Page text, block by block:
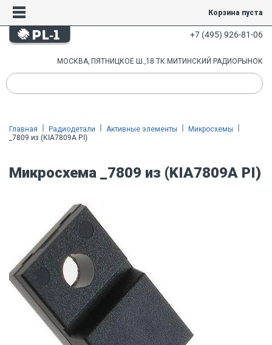
Корзина пуста
+7 (495) 926-81-06
МОСКВА, ПЯТНИЦКОЕ Ш.,18 ТК МИТИНСКИЙ РАДИОРЫНОК
Главная Радиодетали Активные элементы
Микросхемы
_7809 из (KIA7809A PI)
Микросхема _7809 из (KIA7809A PI)